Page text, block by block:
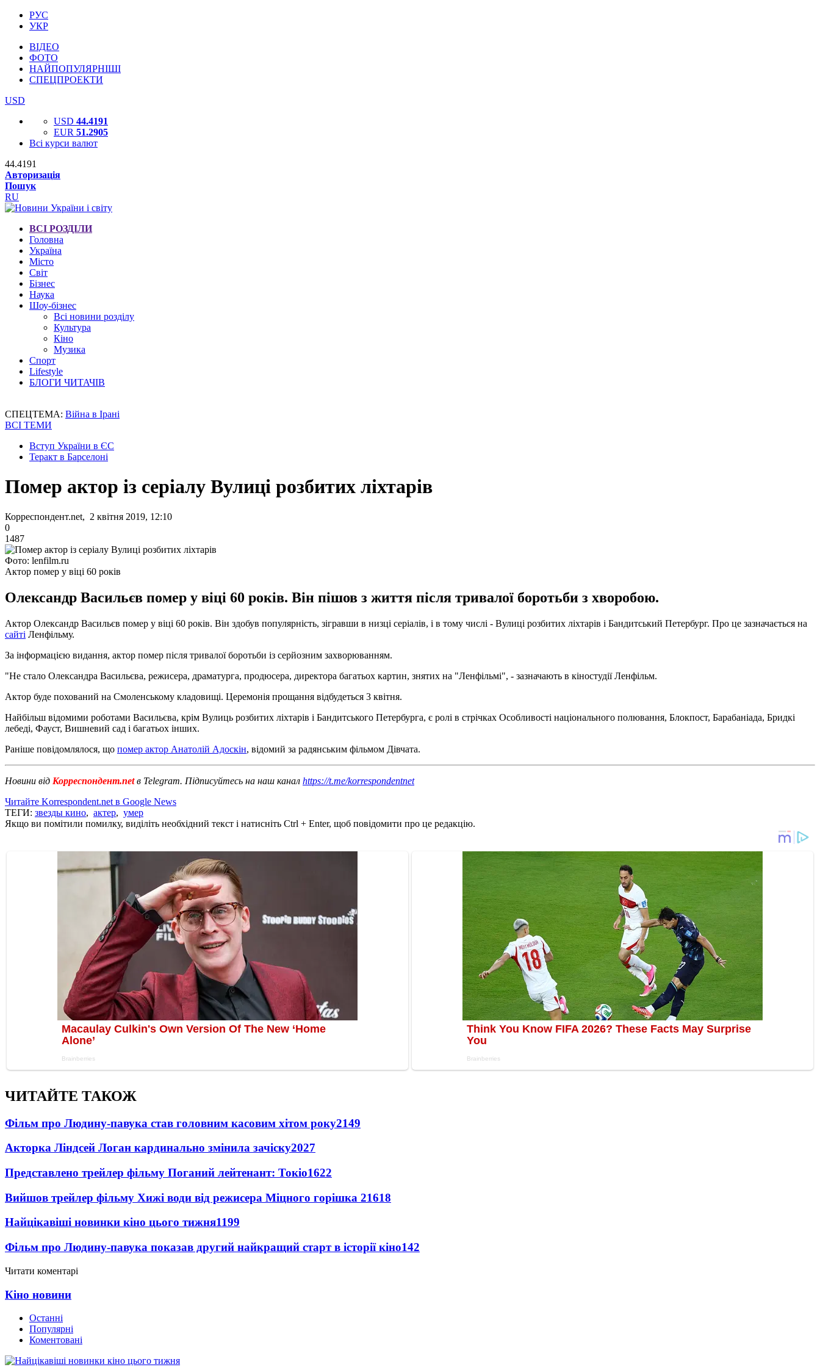
РУС
УКР
ВІДЕО
ФОТО
НАЙПОПУЛЯРНІШІ
СПЕЦПРОЕКТИ
USD
USD 44.4191
EUR 51.2905
Всі курси валют
44.4191
Авторизація
Пошук
RU
ВСІ РОЗДІЛИ
Головна
Україна
Місто
Світ
Бізнес
Наука
Шоу-бізнес
Всі новини розділу
Культура
Кіно
Музика
Спорт
Lifestyle
БЛОГИ ЧИТАЧІВ
СПЕЦТЕМА: Війна в Ірані
ВСІ ТЕМИ
Вступ України в ЄС
Теракт в Барселоні
Помер актор із серіалу Вулиці розбитих ліхтарів
Корреспондент.net, 2 квітня 2019, 12:10
0
1487
Фото: lenfilm.ru
Актор помер у віці 60 років
Олександр Васильєв помер у віці 60 років. Він пішов з життя після тривалої боротьби з хворобою.
Актор Олександр Васильєв помер у віці 60 років. Він здобув популярність, зігравши в низці серіалів, і в тому числі - Вулиці розбитих ліхтарів і Бандитський Петербург. Про це зазначається на
сайті Ленфільму.
За інформацією видання, актор помер після тривалої боротьби із серйозним захворюванням.
"Не стало Олександра Васильєва, режисера, драматурга, продюсера, директора багатьох картин, знятих на "Ленфільмі", - зазначають в кіностудії Ленфільм.
Актор буде похований на Смоленському кладовищі. Церемонія прощання відбудеться 3 квітня.
Найбільш відомими роботами Васильєва, крім Вулиць розбитих ліхтарів і Бандитського Петербурга, є ролі в стрічках Особливості національного полювання, Блокпост, Барабаніада, Бридкі
лебеді, Фауст, Вишневий сад і багатьох інших.
Раніше повідомлялося, що помер актор Анатолій Адоскін, відомий за радянським фільмом Дівчата.
Новини від Корреспондент.netв Telegram. Підписуйтесь на наш канал https://t.me/korrespondentnet
Читайте Korrespondent.net в Google News
ТЕГИ: звезды кино, актер, умер
Якщо ви помітили помилку, виділіть необхідний текст і натисніть Ctrl + Enter, щоб повідомити про це редакцію.
ЧИТАЙТЕ ТАКОЖ
Фільм про Людину-павука став головним касовим хітом року2149
Акторка Ліндсей Логан кардинально змінила зачіску2027
Представлено трейлер фільму Поганий лейтенант: Токіо1622
Вийшов трейлер фільму Хижі води від режисера Міцного горішка 21618
Найцікавіші новинки кіно цього тижня1199
Фільм про Людину-павука показав другий найкращий старт в історії кіно142
Читати коментарі
Кіно новини
Останні
Популярні
Коментовані